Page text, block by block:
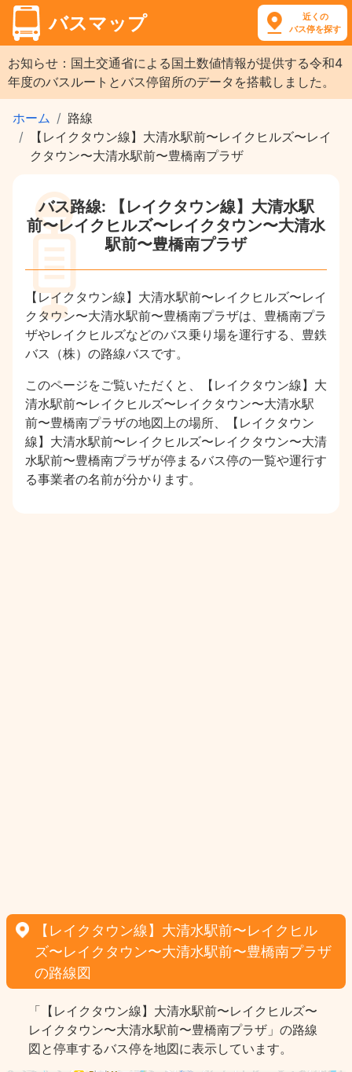
バスマップ
近くの
バス停を探す
お知らせ：国土交通省による国土数値情報が提供する令和4
年度のバスルートとバス停留所のデータを搭載しました。
ホーム
路線
【レイクタウン線】大清水駅前〜レイクヒルズ〜レイ
クタウン〜大清水駅前〜豊橋南プラザ
バス路線: 【レイクタウン線】大清水駅
前〜レイクヒルズ〜レイクタウン〜大清水
駅前〜豊橋南プラザ
【レイクタウン線】大清水駅前〜レイクヒルズ〜レイ
クタウン〜大清水駅前〜豊橋南プラザは、豊橋南プラ
ザやレイクヒルズなどのバス乗り場を運行する、豊鉄
バス（株）の路線バスです。
このページをご覧いただくと、【レイクタウン線】大
清水駅前〜レイクヒルズ〜レイクタウン〜大清水駅
前〜豊橋南プラザの地図上の場所、【レイクタウン
線】大清水駅前〜レイクヒルズ〜レイクタウン〜大清
水駅前〜豊橋南プラザが停まるバス停の一覧や運行す
る事業者の名前が分かります。
【レイクタウン線】大清水駅前〜レイクヒル
ズ〜レイクタウン〜大清水駅前〜豊橋南プラザ
の路線図
「【レイクタウン線】大清水駅前〜レイクヒルズ〜
レイクタウン〜大清水駅前〜豊橋南プラザ」の路線
図と停車するバス停を地図に表示しています。